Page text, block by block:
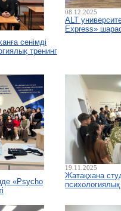
сенімді
тренинг
08.12.2025
ALT
Express»
«Psycho
19.11.2025
Жатақхана
психологиялық